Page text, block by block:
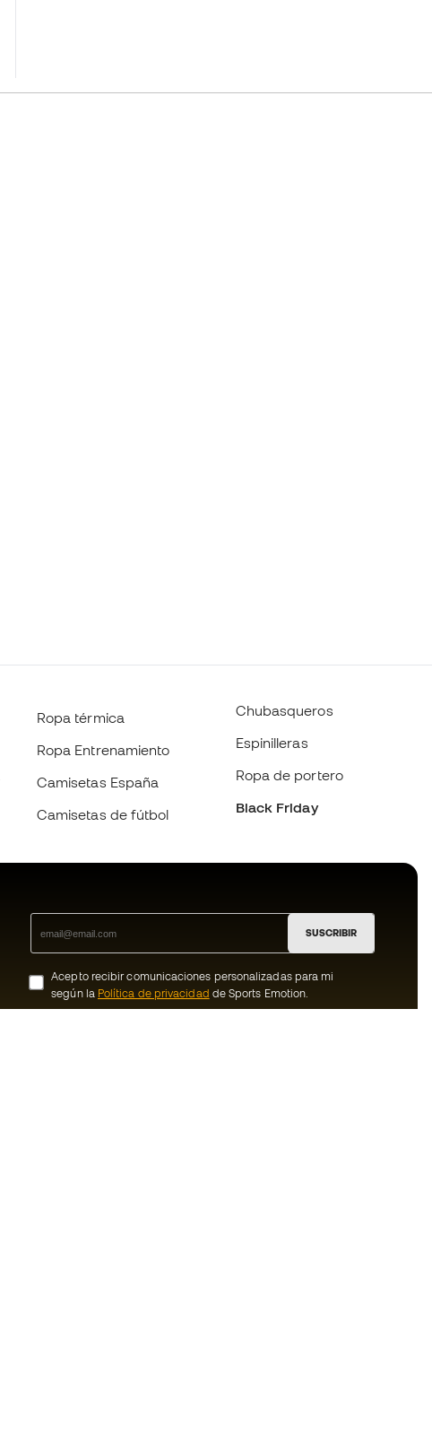
Ropa térmica
Ropa Entrenamiento
Camisetas España
Camisetas de fútbol
Chubasqueros
Espinilleras
Ropa de portero
Black Friday
SUSCRIBIR
Acepto recibir comunicaciones personalizadas para mi
según la Política de privacidad de Sports Emotion.